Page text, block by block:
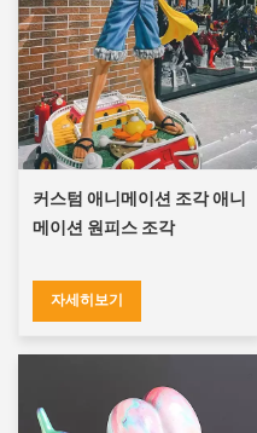
커스텀 애니메이션 조각 애니
메이션 원피스 조각
자세히보기